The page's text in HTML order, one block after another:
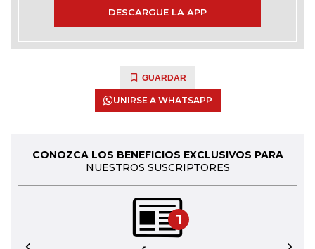
DESCARGUE LA APP
GUARDAR
UNIRSE A WHATSAPP
CONOZCA LOS BENEFICIOS EXCLUSIVOS PARA
NUESTROS SUSCRIPTORES
1